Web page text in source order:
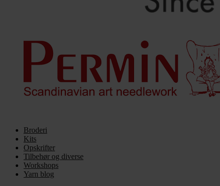
Broderi
Kits
Opskrifter
Tilbehør og diverse
Workshops
Yarn blog